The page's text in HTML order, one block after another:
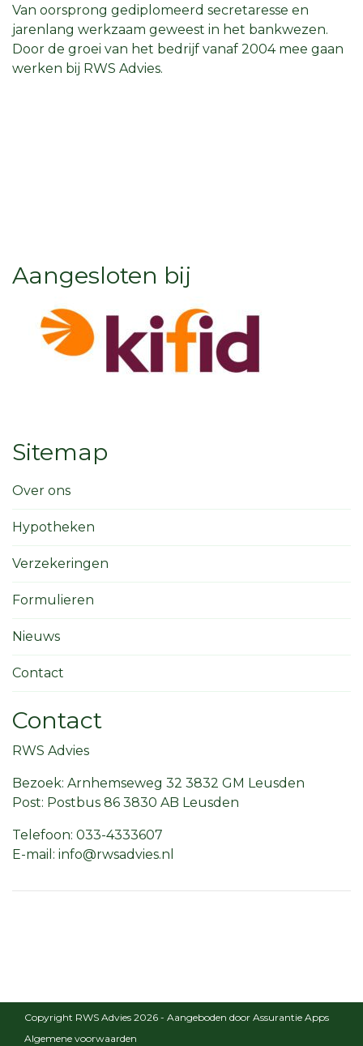
Van oorsprong gediplomeerd secretaresse en
jarenlang werkzaam geweest in het bankwezen.
Door de groei van het bedrijf vanaf 2004 mee gaan
werken bij RWS Advies.
Aangesloten bij
Sitemap
Over ons
Hypotheken
Verzekeringen
Formulieren
Nieuws
Contact
Contact
RWS Advies
Bezoek: Arnhemseweg 32 3832 GM Leusden
Post: Postbus 86 3830 AB Leusden
Telefoon: 033-4333607
E-mail: info@rwsadvies.nl
Copyright RWS Advies 2026 - Aangeboden door Assurantie Apps
Algemene voorwaarden